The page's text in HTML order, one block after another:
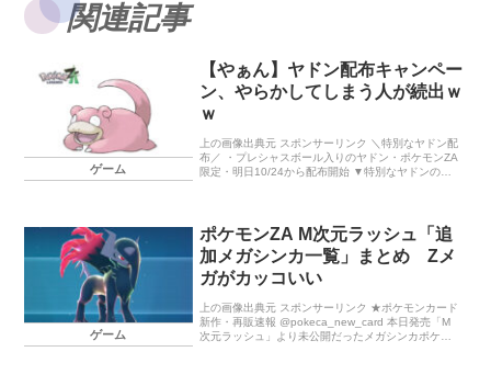
関連記事
ゲーム
【やぁん】ヤドン配布キャンペー
ン、やらかしてしまう人が続出ｗ
ｗ
上の画像出典元 スポンサーリンク ＼特別なヤドン配
布／ ・プレシャスボール入りのヤドン・ポケモンZA
限定・明日10/24から配布開始 ▼特別なヤドンの受
ゲーム
ポケモンZA M次元ラッシュ「追
加メガシンカ一覧」まとめ Zメ
ガがカッコいい
上の画像出典元 スポンサーリンク ★ポケモンカード
新作・再販速報 @pokeca_new_card 本日発売「M
次元ラッシュ」より未公開だったメガシンカポケモ